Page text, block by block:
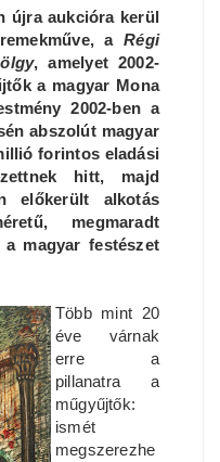
újra aukcióra kerül
aRégi
, amelyet 2002-
a magyar Mona
2002-ben a
abszolút magyar
forintos eladási
hitt, majd
előkerült alkotás
megmaradt
a magyar festészet
Több mint 20
éve várnak
erre a
pillanatra a
műgyűjtők:
ismét
megszerezhe